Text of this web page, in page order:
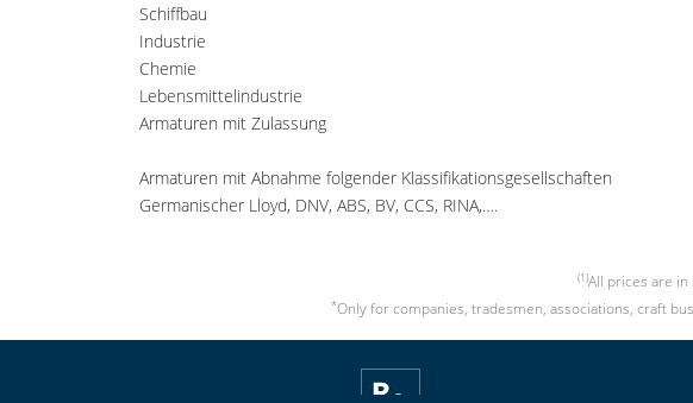
Schiffbau
Industrie
Chemie
Lebensmittelindustrie
Armaturen mit Zulassung
Armaturen mit Abnahme folgender Klassifikationsgesellschaften
Germanischer Lloyd, DNV, ABS, BV, CCS, RINA,….
(1)All prices are in
*Only for companies, tradesmen, associations, craft